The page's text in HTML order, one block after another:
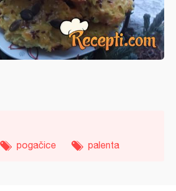
pogačice palenta